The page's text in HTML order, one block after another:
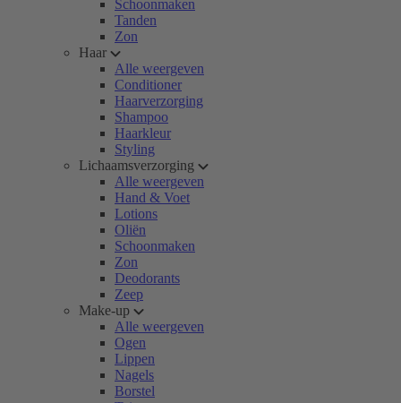
Schoonmaken
Tanden
Zon
Haar
Alle weergeven
Conditioner
Haarverzorging
Shampoo
Haarkleur
Styling
Lichaamsverzorging
Alle weergeven
Hand & Voet
Lotions
Oliën
Schoonmaken
Zon
Deodorants
Zeep
Make-up
Alle weergeven
Ogen
Lippen
Nagels
Borstel